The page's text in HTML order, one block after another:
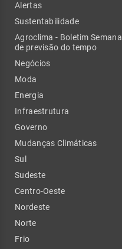
Alertas
Sustentabilidade
Agroclima - Boletim Semanal
de previsão do tempo
Negócios
Moda
Energia
Infraestrutura
Governo
Mudanças Climáticas
Sul
Sudeste
Centro-Oeste
Nordeste
Norte
Frio